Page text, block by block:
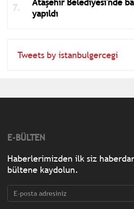
yapıldı
Tweets by istanbulgercegi
E-BÜLTEN
Haberlerimizden ilk siz
bültene kaydolun.